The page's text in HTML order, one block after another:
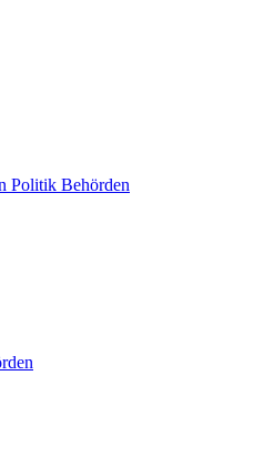
Politik Behörden